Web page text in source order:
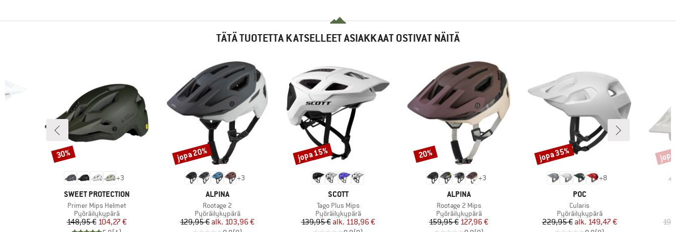
TÄTÄ TUOTETTA KATSELLEET ASIAKKAAT OSTIVAT NÄITÄ
+3
MERKKI
SWEET PROTECTION
Tuote
Primer Mips Helmet
Tuoteryhmä
Pyöräilykypärä
Hinta
148,95 €Alennettu hinta
104,27 €
Alennus
30%
+3
MERKKI
ALPINA
Tuote
Rootage 2
Tuoteryhmä
Pyöräilykypärä
Hinta
129,95 € Alennettu hinta
alk. 103,96 €
Alennus
jopa 20%
MERKKI
SCOTT
Tuote
Tago Plus Mips
Tuoteryhmä
Pyöräilykypärä
Hinta
139,95 € Alennettu hinta
alk. 118,96 €
Alennus
jopa 15%
+3
MERKKI
ALPINA
Tuote
Rootage 2 Mips
Tuoteryhmä
Pyöräilykypärä
Hinta
159,95 €Alennettu hinta
127,96 €
Alennus
20%
+8
MERKKI
POC
Tuote
Cularis
Tuoteryhmä
Pyöräilykypärä
Hinta
229,95 € Alennettu hinta
alk. 149,47 €
Alennus
jopa 35%